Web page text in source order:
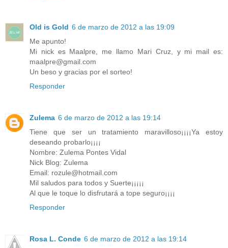
Old is Gold 6 de marzo de 2012 a las 19:09
Me apunto!
Mi nick es Maalpre, me llamo Mari Cruz, y mi mail es:
maalpre@gmail.com
Un beso y gracias por el sorteo!
Responder
Zulema 6 de marzo de 2012 a las 19:14
Tiene que ser un tratamiento maravilloso¡¡¡¡Ya estoy
deseando probarlo¡¡¡¡
Nombre: Zulema Pontes Vidal
Nick Blog: Zulema
Email: rozule@hotmail.com
Mil saludos para todos y Suerte¡¡¡¡¡
Al que le toque lo disfrutará a tope seguro¡¡¡¡
Responder
Rosa L. Conde 6 de marzo de 2012 a las 19:14